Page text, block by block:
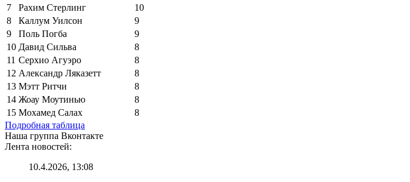
7
Рахим Стерлинг
10
8
Каллум Уилсон
9
9
Поль Погба
9
10 Давид Сильва
8
11 Серхио Агуэро
8
12 Александр Ляказетт
8
13 Мэтт Ритчи
8
14 Жоау Моутинью
8
15 Мохамед Салах
8
Подробная таблица
Наша группа Вконтакте
Лента новостей:
10.4.2026, 13:08